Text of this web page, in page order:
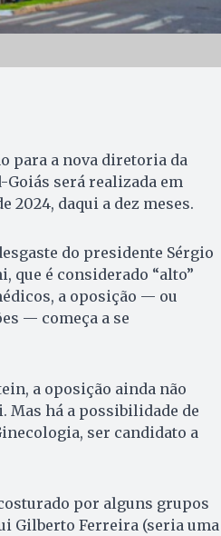
para a nova diretoria da
Goiás será realizada em
2024, daqui a dez meses.
do presidente Sérgio
que é considerado “alto”
a oposição — ou
— começa a se
a oposição ainda não
Mas há a possibilidade de
ser candidato a
por alguns grupos
Gilberto Ferreira (seria uma